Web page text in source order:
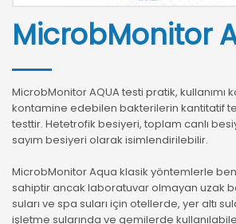
MicrobMonitor
MicrobMonitor AQUA testi pratik, kullanımı
kontamine edebilen bakterilerin kantitatif
testtir. Hetetrofik besiyeri, toplam canlı
sayım besiyeri olarak isimlendirilebilir.
MicrobMonitor Aqua klasik yöntemlerle
sahiptir ancak laboratuvar olmayan uzak
suları ve spa suları için otellerde, yer altı
işletme sularında ve gemilerde